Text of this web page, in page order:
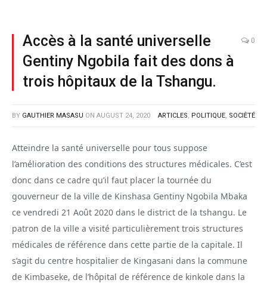
Accès à la santé universelle
Gentiny Ngobila fait des dons à
trois hôpitaux de la Tshangu.
0
BY GAUTHIER MASASU ON AUGUST 24, 2020 ARTICLES, POLITIQUE, SOCIÈTÉ
Atteindre la santé universelle pour tous suppose
l’amélioration des conditions des structures médicales. C’est
donc dans ce cadre qu’il faut placer la tournée du
gouverneur de la ville de Kinshasa Gentiny Ngobila Mbaka
ce vendredi 21 Août 2020 dans le district de la tshangu. Le
patron de la ville a visité particulièrement trois structures
médicales de référence dans cette partie de la capitale. Il
s’agit du centre hospitalier de Kingasani dans la commune
de Kimbaseke, de l’hôpital de référence de kinkole dans la